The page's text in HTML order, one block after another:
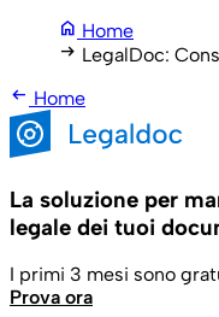
home Home
arrow_right_alt LegalDoc:
arrow_left_alt Home
La soluzione per
legale dei tuoi
I primi 3 mesi sono
Prova ora